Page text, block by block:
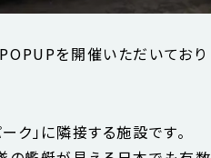
を開催いただいており
」に隣接する施設です。